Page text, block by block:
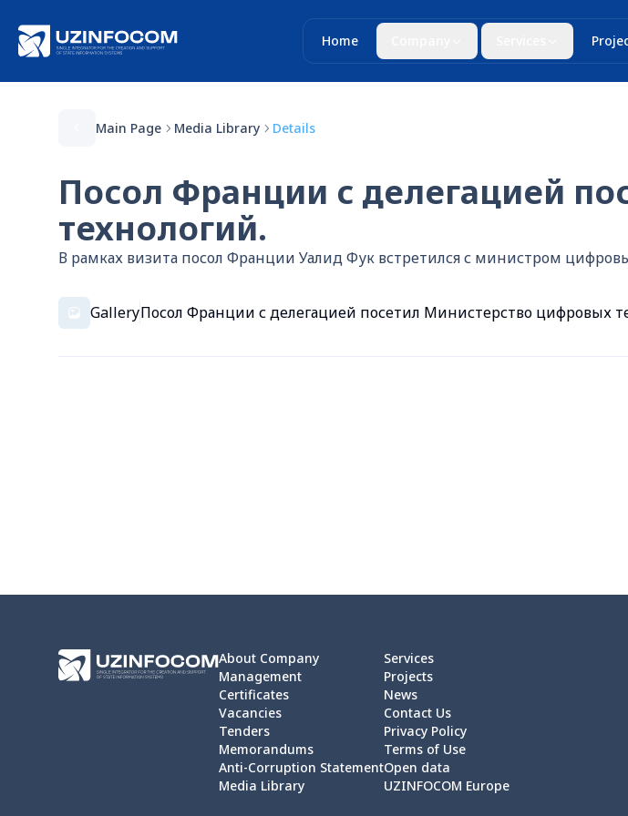
Home
Main Page Media Library Details
Посол Франции с делегацией
технологий.
В рамках визита посол Франции Уалид Фук встретился с министром
GalleryПосол Франции с делегацией посетил Министерство цифровых
About Company
Management
Certificates
Vacancies
Tenders
Memorandums
Anti-Corruption Statement
Media Library
Services
Projects
News
Contact Us
Privacy Policy
Terms of Use
Open data
UZINFOCOM Europe